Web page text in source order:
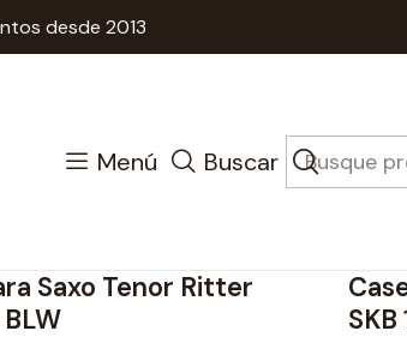
Menú Buscar
desde 2013
Maderas Bolsos
Saxo Tenor Ritter
SKB